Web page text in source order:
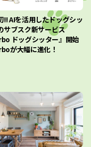
!! AIを活用したドッグシッ
サブスク新サービス
ドッグシッター』開始
が大幅に進化！